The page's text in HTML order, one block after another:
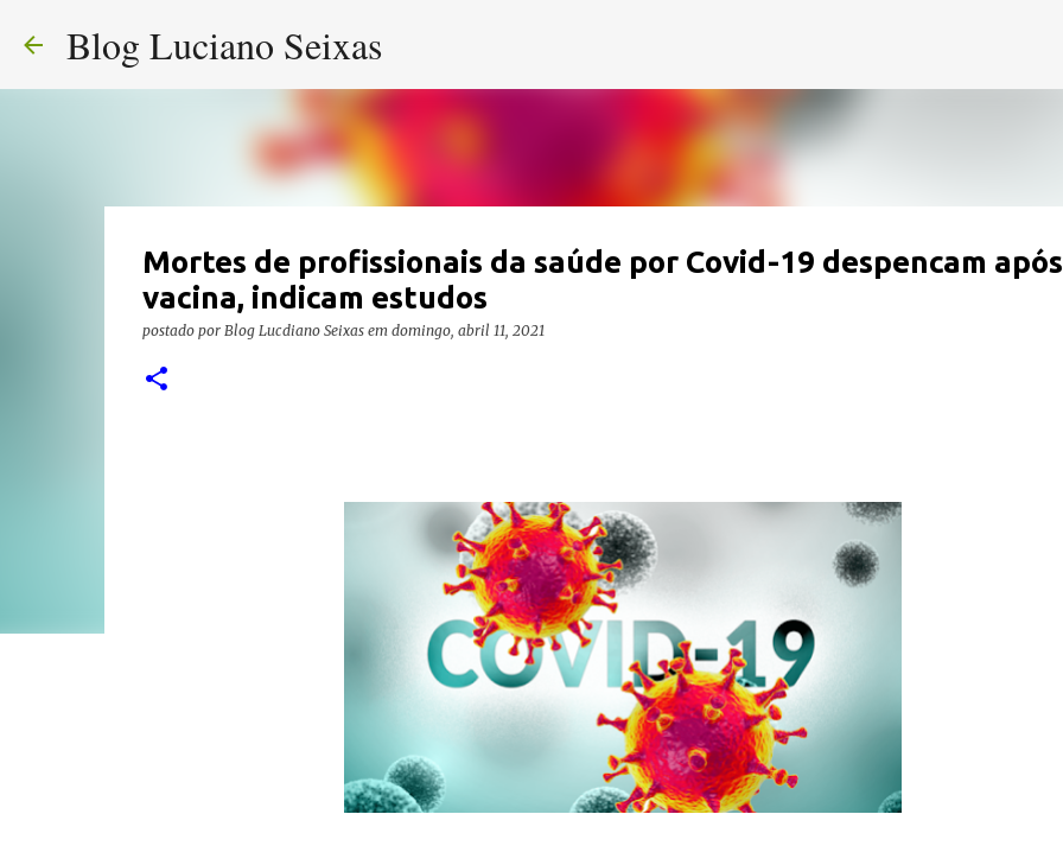
Blog Luciano Seixas
Mortes de profissionais da saúde por Covid-19 despencam após
vacina, indicam estudos
postado por Blog Lucdiano Seixas em domingo, abril 11, 2021